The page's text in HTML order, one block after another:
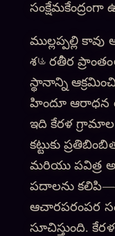
సంక్షేమకేంద్రంగా
ముల్లప్పల్లి
శહరతీర
స్థానాన్ని
హిందూ ఆరాధన
ఇది కేరళ
కట్టుకు
మరియు పవిత్ర
పదాలను
ఆచారపరంపర
సూచిస్తుంది.